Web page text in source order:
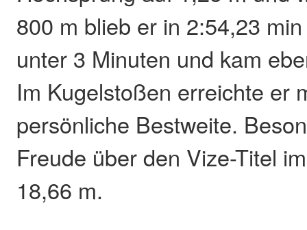
800 m blieb er in 2:54,23
unter 3 Minuten und kam
Im Kugelstoßen erreichte er
persönliche Bestweite.
Freude über den Vize-Titel
18,66 m.